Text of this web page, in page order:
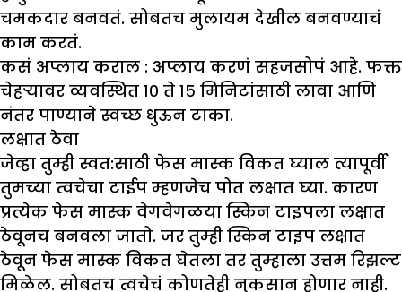
चमकदार बनवतं. सोबतच मुलायम देखील बनवण्याचं
काम करतं.
कसं अप्लाय कराल : अप्लाय करणं सहजसोपं आहे. फक्त
चेहऱ्यावर व्यवस्थित १० ते १५ मिनिटांसाठी लावा आणि
नंतर पाण्याने स्वच्छ धुऊन टाका.
लक्षात ठेवा
जेव्हा तुम्ही स्वत:साठी फेस मास्क विकत घ्याल त्यापूर्वी
तुमच्या त्वचेचा टाईप म्हणजेच पोत लक्षात घ्या. कारण
प्रत्येक फेस मास्क वेगवेगळया स्किन टाइपला लक्षात
ठेवूनच बनवला जातो. जर तुम्ही स्किन टाइप लक्षात
ठेवून फेस मास्क विकत घेतला तर तुम्हाला उत्तम रिझल्ट
मिळेल. सोबतच त्वचेचं कोणतेही नुकसान होणार नाही.